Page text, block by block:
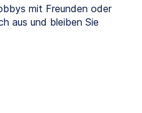
mit Freunden oder
aus und bleiben Sie